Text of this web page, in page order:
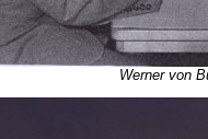
Werner von